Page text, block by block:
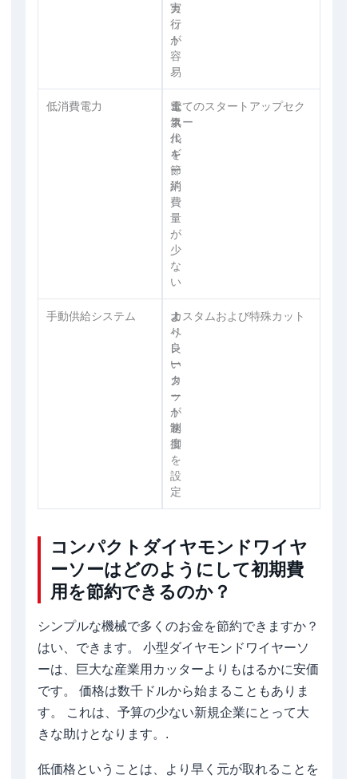
カ
ッ
ト
実
行
が
容
易
低消費電力
エ
ネ
ル
ギ
ー
消
費
量
が
少
な
い
電
気
代
を
節
約
全てのスタートアップセク
ター
手動供給システム
オ
ペ
レ
ー
タ
ー
が
速
度
を
設
定
よ
り
良
い
カ
ッ
ト
制
御
カスタムおよび特殊カット
コンパクトダイヤモンドワイヤ
ーソーはどのようにして初期費
用を節約できるのか？
シンプルな機械で多くのお金を節約できますか？
はい、できます。 小型ダイヤモンドワイヤーソ
ーは、巨大な産業用カッターよりもはるかに安価
です。 価格は数千ドルから始まることもありま
す。 これは、予算の少ない新規企業にとって大
きな助けとなります。.
低価格ということは、より早く元が取れることを